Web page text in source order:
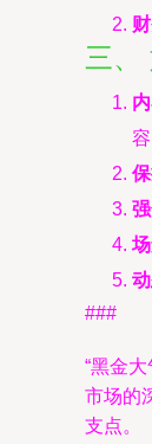
三、
容
###
“黑金
市场的
支点。